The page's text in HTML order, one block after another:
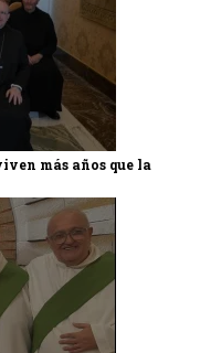
más años que la